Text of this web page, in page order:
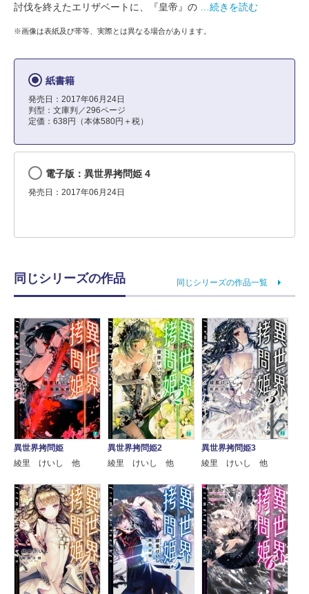
討伐を終えたエリザベートに、『皇帝』の
…続きを読む
※画像は表紙及び帯等、実際とは異なる場合があります。
紙書籍
発売日：2017年06月24日
判型：文庫判／296ページ
定価：638円（本体580円＋税）
電子版：異世界拷問姫 4
発売日：2017年06月24日
同じシリーズの作品 同じシリーズの作品一覧
異世界拷問姫
綾里 けいし 他
異世界拷問姫2
綾里 けいし 他
異世界拷問姫3
綾里 けいし 他